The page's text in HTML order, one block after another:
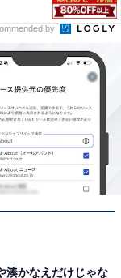
by
湊かなえだけじゃな